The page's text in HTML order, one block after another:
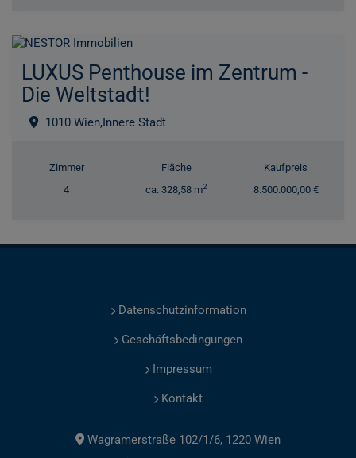
LUXUS Penthouse im Zentrum -
Die Weltstadt!
1010 Wien,Innere Stadt
Zimmer
4
Fläche
ca. 328,58 m2
Kaufpreis
8.500.000,00 €
Datenschutzinformation
Geschäftsbedingungen
Impressum
Kontakt
Wagramerstraße 102/1/6, 1220 Wien